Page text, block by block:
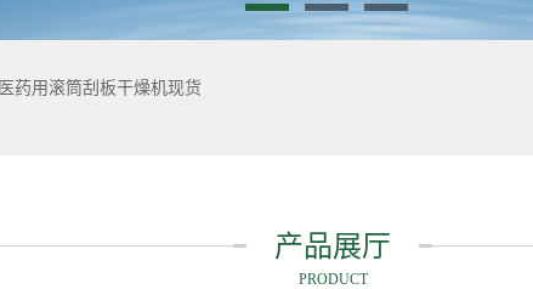
医药用滚筒刮板干燥机现货
产品展厅
PRODUCT